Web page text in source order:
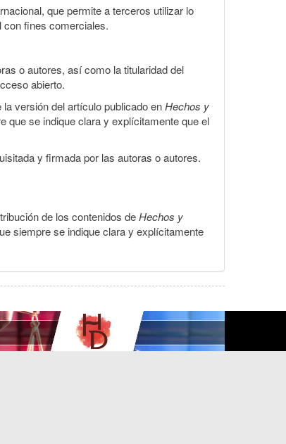
que permite a terceros utilizar lo
con fines comerciales.
o autores, así como la titularidad del
abierto.
versión del artículo publicado enHechos y
que se indique clara y explícitamente que el
y firmada por las autoras o autores.
de los contenidos deHechos y
siempre se indique clara y explícitamente